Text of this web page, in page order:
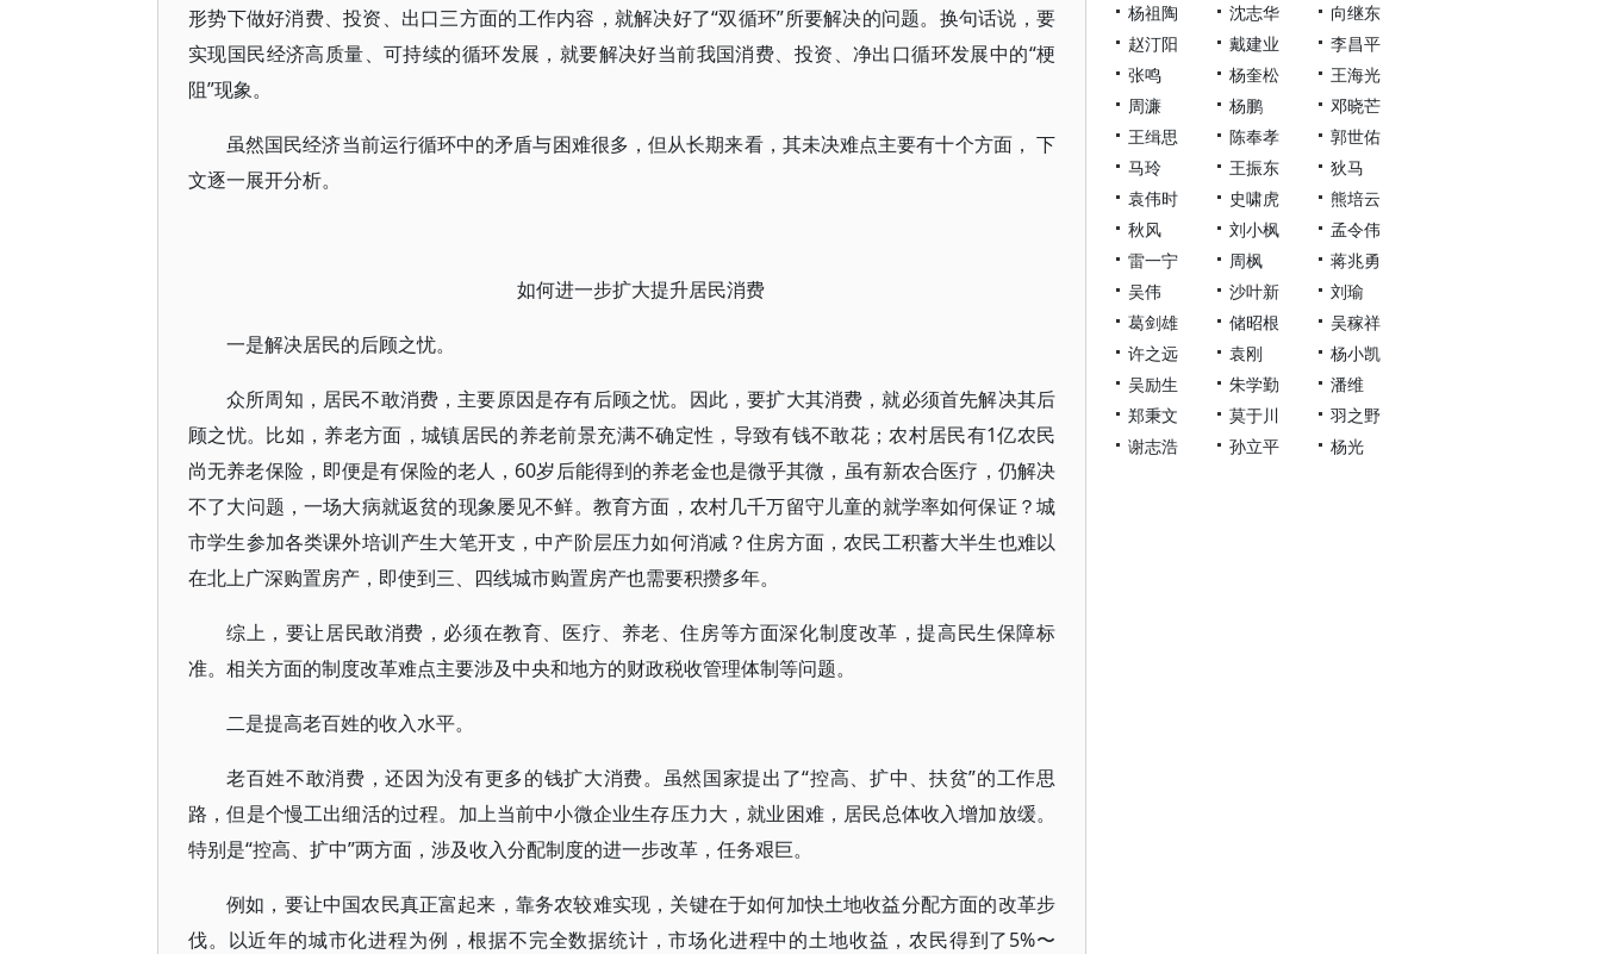
形势下做好消费、投资、出口三方面的工作内容，就解决好了“双循环”所要解决的问题。换句话说，要
实现国民经济高质量、可持续的循环发展，就要解决好当前我国消费、投资、净出口循环发展中的“梗
阻”现象。
虽然国民经济当前运行循环中的矛盾与困难很多，但从长期来看，其未决难点主要有十个方面， 下
文逐一展开分析。
如何进一步扩大提升居民消费
一是解决居民的后顾之忧。
众所周知，居民不敢消费，主要原因是存有后顾之忧。因此，要扩大其消费，就必须首先解决其后
顾之忧。比如，养老方面，城镇居民的养老前景充满不确定性，导致有钱不敢花；农村居民有1亿农民
尚无养老保险，即便是有保险的老人，60岁后能得到的养老金也是微乎其微，虽有新农合医疗，仍解决
不了大问题，一场大病就返贫的现象屡见不鲜。教育方面，农村几千万留守儿童的就学率如何保证？城
市学生参加各类课外培训产生大笔开支，中产阶层压力如何消减？住房方面，农民工积蓄大半生也难以
在北上广深购置房产，即使到三、四线城市购置房产也需要积攒多年。
综上，要让居民敢消费，必须在教育、医疗、养老、住房等方面深化制度改革，提高民生保障标
准。相关方面的制度改革难点主要涉及中央和地方的财政税收管理体制等问题。
二是提高老百姓的收入水平。
老百姓不敢消费，还因为没有更多的钱扩大消费。虽然国家提出了“控高、扩中、扶贫”的工作思
路，但是个慢工出细活的过程。加上当前中小微企业生存压力大，就业困难，居民总体收入增加放缓。
特别是“控高、扩中”两方面，涉及收入分配制度的进一步改革，任务艰巨。
例如，要让中国农民真正富起来，靠务农较难实现，关键在于如何加快土地收益分配方面的改革步
伐。以近年的城市化进程为例，根据不完全数据统计，市场化进程中的土地收益，农民得到了5%〜
杨祖陶
沈志华
向继东
赵汀阳
戴建业
李昌平
张鸣
杨奎松
王海光
周濂
杨鹏
邓晓芒
王缉思
陈奉孝
郭世佑
马玲
王振东
狄马
袁伟时
史啸虎
熊培云
秋风
刘小枫
孟令伟
雷一宁
周枫
蒋兆勇
吴伟
沙叶新
刘瑜
葛剑雄
储昭根
吴稼祥
许之远
袁刚
杨小凯
吴励生
朱学勤
潘维
郑秉文
莫于川
羽之野
谢志浩
孙立平 杨光